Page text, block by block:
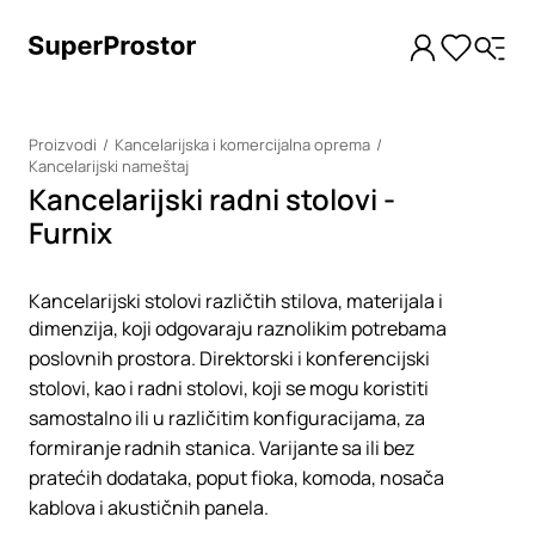
Proizvodi
Kancelarijska i komercijalna oprema
Kancelarijski nameštaj
Kancelarijski radni stolovi -
Furnix
Kancelarijski stolovi različtih stilova, materijala i
dimenzija, koji odgovaraju raznolikim potrebama
poslovnih prostora. Direktorski i konferencijski
stolovi, kao i radni stolovi, koji se mogu koristiti
samostalno ili u različitim konfiguracijama, za
formiranje radnih stanica. Varijante sa ili bez
pratećih dodataka, poput fioka, komoda, nosača
kablova i akustičnih panela.